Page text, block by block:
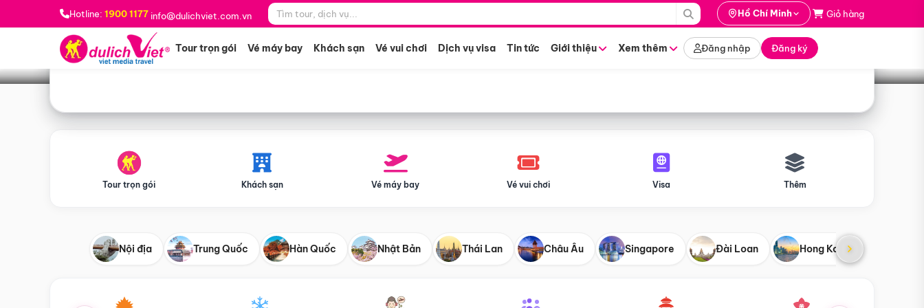
Hotline: 1900 1177 info@dulichviet.com.vn Hồ Chí Minh Giỏ hàng
Tour trọn gói Vé máy bay Khách sạn Vé vui chơi Dịch vụ visa Tin tức Giới thiệu Xem thêm Đăng nhập Đăng ký
Bạn muốn đi đâu? *
Tìm tour
Tour trọn gói Khách sạn Vé máy bay Vé vui chơi Visa Thêm
Nội địa Trung Quốc Hàn Quốc Nhật Bản Thái Lan Châu Âu Singapore Đài Loan Hong Kong